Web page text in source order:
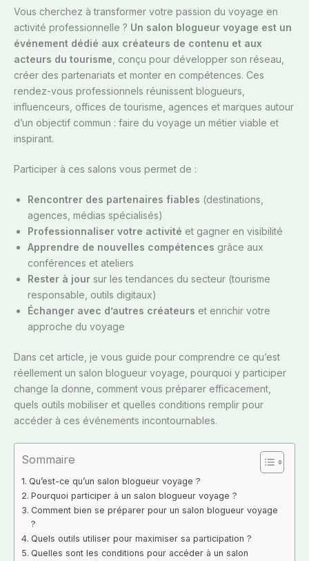
Vous cherchez à transformer votre passion du voyage en
activité professionnelle ? Un salon blogueur voyage est un
événement dédié aux créateurs de contenu et aux
acteurs du tourisme , conçu pour développer son réseau,
créer des partenariats et monter en compétences. Ces
rendez-vous professionnels réunissent blogueurs,
influenceurs, offices de tourisme, agences et marques autour
d’un objectif commun : faire du voyage un métier viable et
inspirant.
Participer à ces salons vous permet de :
Rencontrer des partenaires fiables (destinations,
agences, médias spécialisés)
Professionnaliser votre activité et gagner en visibilité
Apprendre de nouvelles compétences grâce aux
conférences et ateliers
Rester à jour sur les tendances du secteur (tourisme
responsable, outils digitaux)
Échanger avec d’autres créateurs et enrichir votre
approche du voyage
Dans cet article, je vous guide pour comprendre ce qu’est
réellement un salon blogueur voyage, pourquoi y participer
change la donne, comment vous préparer efficacement,
quels outils mobiliser et quelles conditions remplir pour
accéder à ces événements incontournables.
Sommaire
Qu’est-ce qu’un salon blogueur voyage ?
Pourquoi participer à un salon blogueur voyage ?
Comment bien se préparer pour un salon blogueur voyage
?
Quels outils utiliser pour maximiser sa participation ?
Quelles sont les conditions pour accéder à un salon